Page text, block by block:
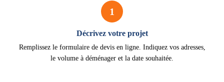
1
Décrivez votre projet
Remplissez le formulaire de devis en ligne. Indiquez vos adresses,
le volume à déménager et la date souhaitée.